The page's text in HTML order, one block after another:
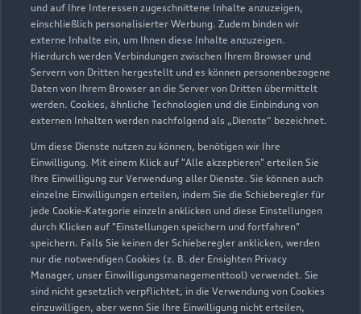
und auf Ihre Interessen zugeschnittene Inhalte anzuzeigen,
einschließlich personalisierter Werbung. Zudem binden wir
externe Inhalte ein, um Ihnen diese Inhalte anzuzeigen.
Hierdurch werden Verbindungen zwischen Ihrem Browser und
Servern von Dritten hergestellt und es können personenbezogene
Daten von Ihrem Browser an die Server von Dritten übermittelt
werden. Cookies, ähnliche Technologien und die Einbindung von
externen Inhalten werden nachfolgend als „Dienste“ bezeichnet.
Um diese Dienste nutzen zu können, benötigen wir Ihre
Einwilligung. Mit einem Klick auf "Alle akzeptieren" erteilen Sie
Ihre Einwilligung zur Verwendung aller Dienste. Sie können auch
einzelne Einwilligungen erteilen, indem Sie die Schieberegler für
jede Cookie-Kategorie einzeln anklicken und diese Einstellungen
durch Klicken auf "Einstellungen speichern und fortfahren"
speichern. Falls Sie keinen der Schieberegler anklicken, werden
nur die notwendigen Cookies (z. B. der Ensighten Privacy
Manager, unser Einwilligungsmanagementtool) verwendet. Sie
sind nicht gesetzlich verpflichtet, in die Verwendung von Cookies
einzuwilligen, aber wenn Sie Ihre Einwilligung nicht erteilen,